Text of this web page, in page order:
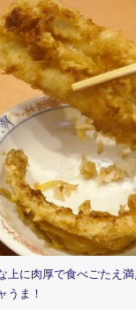
上に肉厚で食べごたえ
うま！